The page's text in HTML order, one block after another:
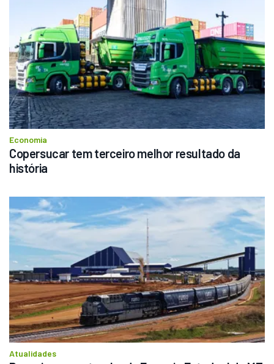
Economia
Copersucar tem terceiro melhor resultado da
história
Atualidades